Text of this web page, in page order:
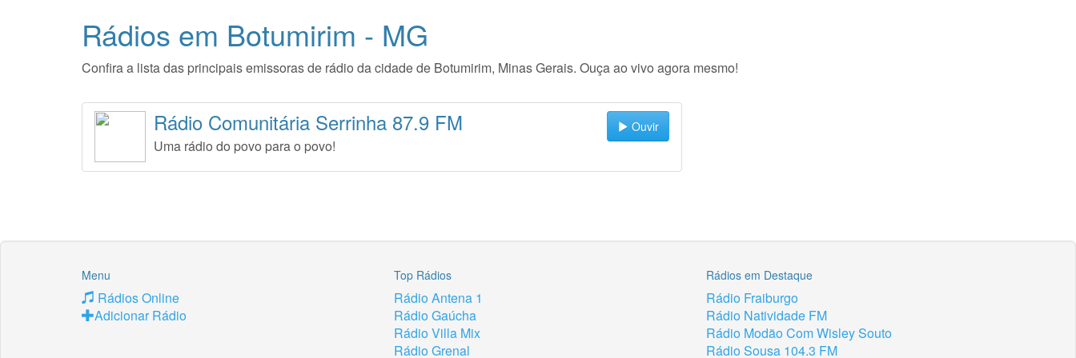
Rádios em Botumirim - MG
Confira a lista das principais emissoras de rádio da cidade de Botumirim, Minas Gerais. Ouça ao vivo agora mesmo!
Ouvir
Rádio Comunitária Serrinha 87.9 FM
Uma rádio do povo para o povo!
Menu
Rádios Online
Adicionar Rádio
Top Rádios
Rádio Antena 1
Rádio Gaúcha
Rádio Villa Mix
Rádio Grenal
Rádios em Destaque
Rádio Fraiburgo
Rádio Natividade FM
Rádio Modão Com Wisley Souto
Rádio Sousa 104.3 FM